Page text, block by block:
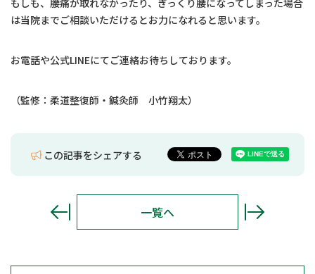
もしも、腰痛が取れなかったり、ぎっくり腰になってしまった場合
は当院までご相談いただけるとお力になれると思います。
お電話や公式LINEにてご連絡お待ちしております。
（監修：柔道整復師・鍼灸師 小竹翔太）
この記事をシェアする
一覧へ